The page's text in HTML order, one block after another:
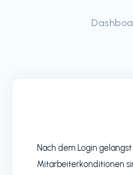
Nach dem Login
Mitarbeiterkonditionen